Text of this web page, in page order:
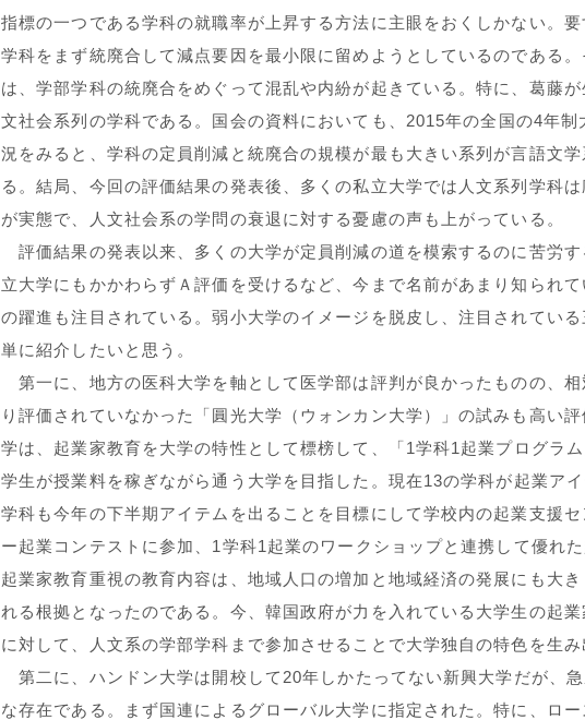
指標の一つである学科の就職率が上昇する方法に主眼をおくしかない。
学科をまず統廃合して減点要因を最小限に留めようとしているのである
は、学部学科の統廃合をめぐって混乱や内紛が起きている。特に、葛藤
文社会系列の学科である。国会の資料においても、2015年の全国の4年制
況をみると、学科の定員削減と統廃合の規模が最も大きい系列が言語文
る。結局、今回の評価結果の発表後、多くの私立大学では人文系列学科
が実態で、人文社会系の学問の衰退に対する憂慮の声も上がっている。
評価結果の発表以来、多くの大学が定員削減の道を模索するのに苦労す
立大学にもかかわらずＡ評価を受けるなど、今まで名前があまり知られ
の躍進も注目されている。弱小大学のイメージを脱皮し、注目されてい
単に紹介したいと思う。
第一に、地方の医科大学を軸として医学部は評判が良かったものの、相
り評価されていなかった「圓光大学（ウォンカン大学）」の試みも高い
学は、起業家教育を大学の特性として標榜して、「1学科1起業プログラム
学生が授業料を稼ぎながら通う大学を目指した。現在13の学科が起業ア
学科も今年の下半期アイテムを出ることを目標にして学校内の起業支援
ー起業コンテストに参加、1学科1起業のワークショップと連携して優れた
起業家教育重視の教育内容は、地域人口の増加と地域経済の発展にも大
れる根拠となったのである。今、韓国政府が力を入れている大学生の起
に対して、人文系の学部学科まで参加させることで大学独自の特色を生み
第二に、ハンドン大学は開校して20年しかたってない新興大学だが、
な存在である。まず国連によるグローバル大学に指定された。特に、ロ